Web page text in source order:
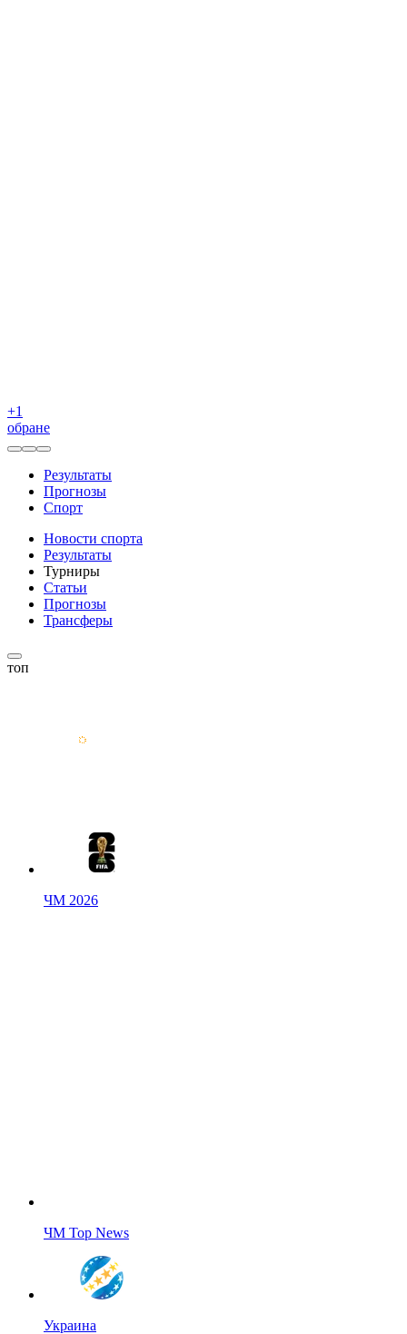
+1
обране
Результаты
Прогнозы
Спорт
Новости спорта
Результаты
Турниры
Статьи
Прогнозы
Трансферы
топ
ЧМ 2026
ЧМ Top News
Украина